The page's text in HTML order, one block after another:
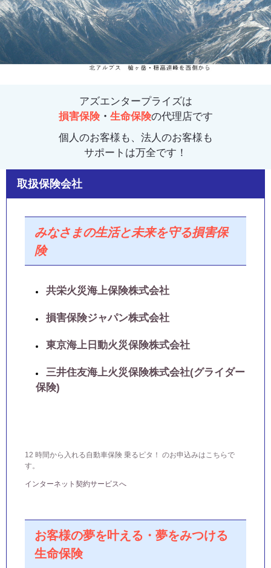
アズエンタープライズは
損害保険・ 生命保険の代理店です
個人のお客様も、法人のお客様も
サポートは万全です！
取扱保険会社
みなさまの生活と未来を守る損害保
険
共栄火災海上保険株式会社
損害保険ジャパン株式会社
東京海上日動火災保険株式会社
三井住友海上火災保険株式会社(グライダー
保険)
12 時間から入れる自動車保険 乗るピタ！ のお申込みはこちらで
す。
インターネット契約サービスへ
お客様の夢を叶える・夢をみつける
生命保険